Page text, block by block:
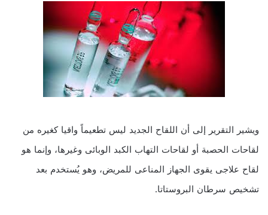
ويشير التقرير إلى أن اللقاح الجديد ليس تطعيماً واقيا كغيره من
لقاحات الحصبة أو لقاحات التهاب الكبد الوبائى وغيرها، وإنما هو
لقاح علاجى يقوى الجهاز المناعى للمريض، وهو يُستخدم بعد
تشخيص سرطان البروستاتا.